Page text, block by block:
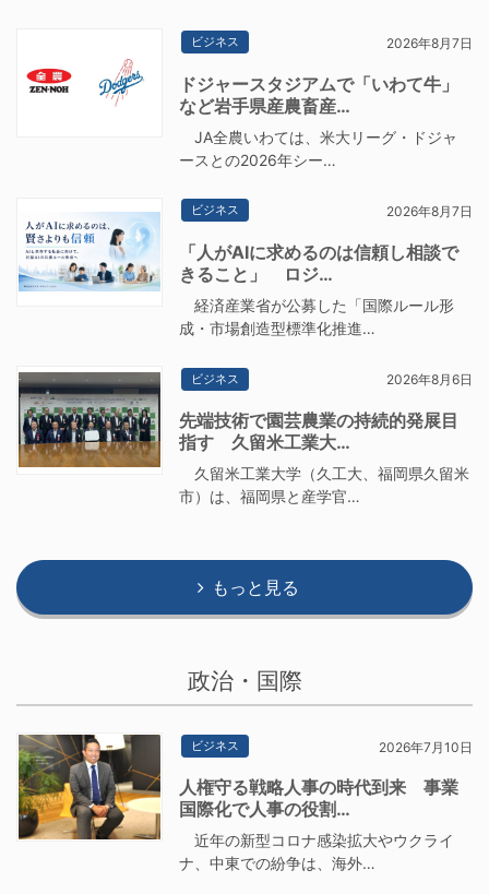
ビジネス 2026年8月7日
ドジャースタジアムで「いわて牛」
など岩手県産農畜産…
JA全農いわては、米大リーグ・ドジャ
ースとの2026年シー…
ビジネス 2026年8月7日
「人がAIに求めるのは信頼し相談で
きること」 ロジ…
経済産業省が公募した「国際ルール形
成・市場創造型標準化推進…
ビジネス 2026年8月6日
先端技術で園芸農業の持続的発展目
指す 久留米工業大…
久留米工業大学（久工大、福岡県久留米
市）は、福岡県と産学官…
もっと見る
政治・国際
ビジネス 2026年7月10日
人権守る戦略人事の時代到来 事業
国際化で人事の役割…
近年の新型コロナ感染拡大やウクライ
ナ、中東での紛争は、海外…